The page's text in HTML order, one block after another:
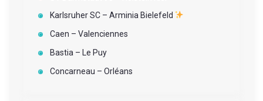
e
Karlsruher SC – Arminia Bielefeld
Caen – Valenciennes
Bastia – Le Puy
Concarneau – Orléans